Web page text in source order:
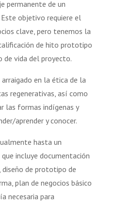
permanente de un
objetivo requiere el
clave, pero tenemos la
de hito prototipo
de vida del proyecto.
en la ética de la
regenerativas, así como
las formas indígenas y
aprender y conocer.
hasta un
incluye documentación
de prototipo de
plan de negocios básico
necesaria para